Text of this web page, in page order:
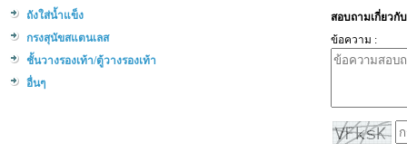
ถังใส่น้ำแข็ง
กรงสุนัขสแตนเลส
ชั้นวางรองเท้า/ตู้วางรองเท้า
อื่นๆ